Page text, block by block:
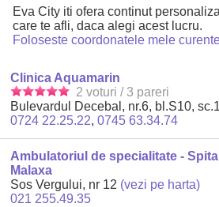
Eva City iti ofera continut
care te afli, daca alegi acest lucru.
Foloseste coordonatele mele
Clinica Aquamarin
2 voturi / 3 pareri
Bulevardul Decebal, nr.6, bl.S10,
0724 22.25.22,0745 63.34.74
Ambulatoriul de specialitate -
Malaxa
Sos Vergului, nr 12 (vezi pe harta)
021 255.49.35